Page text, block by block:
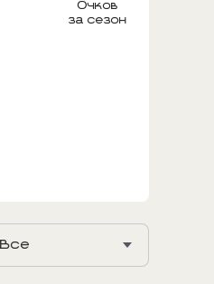
Очков
за сезон
Все